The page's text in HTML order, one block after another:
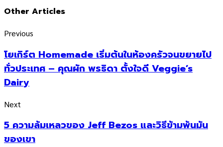
Other Articles
Previous
โยเกิร์ต Homemade เริ่มต้นในห้องครัวจนขยายไป
ทั่วประเทศ – คุณผัก พรธิดา ตั้งใจดี Veggie’s
Dairy
Next
5 ความล้มเหลวของ Jeff Bezos และวิธีข้ามพ้นมัน
ของเขา